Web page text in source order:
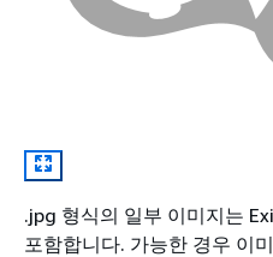
.jpg 형식의 일부 이미지는
포함합니다. 가능한 경우 이